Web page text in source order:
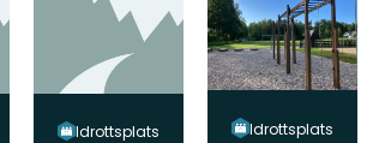
Idrottsplats Idrottsplats